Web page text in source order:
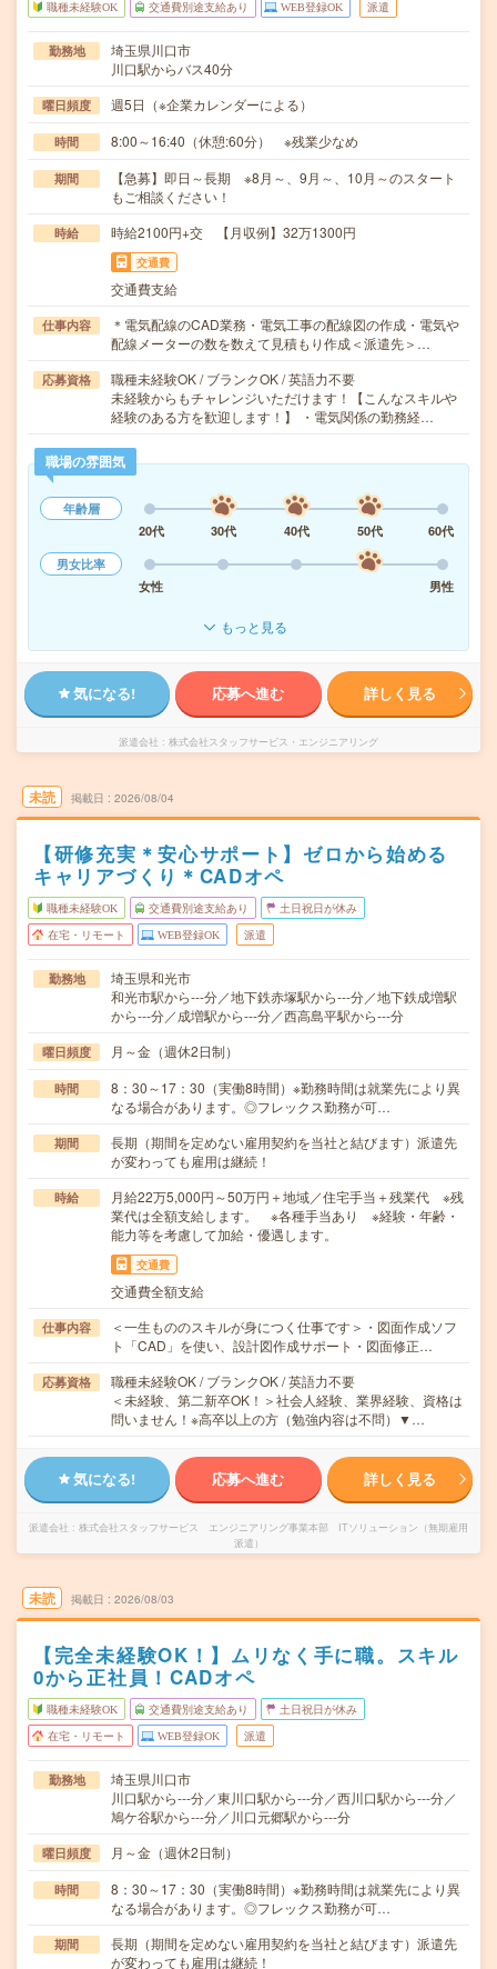
職種未経験OK 交通費別途支給あり WEB登録OK 派遣
勤務地
埼玉県川口市
川口駅からバス40分
曜日頻度 週5日（※企業カレンダーによる）
時間 8:00～16:40（休憩:60分） ※残業少なめ
期間
【急募】即日～長期 ※8月～、9月～、10月～のスタート
もご相談ください！
時給 時給2100円+交 【月収例】32万1300円
交通費
交通費支給
仕事内容
＊電気配線のCAD業務・電気工事の配線図の作成・電気や
配線メーターの数を数えて見積もり作成＜派遣先＞…
応募資格
職種未経験OK / ブランクOK / 英語力不要
未経験からもチャレンジいただけます！【こんなスキルや
経験のある方を歓迎します！】 ・電気関係の勤務経…
職場の雰囲気
年齢層
20代
30代 40代 50代
60代
男女比率
女性
男性
もっと見る
気になる! 応募へ進む 詳しく見る
派遣会社 株式会社スタッフサービス・エンジニアリング
未読 掲載日 2026/08/04
【研修充実＊安心サポート】ゼロから始める
キャリアづくり＊CADオペ
職種未経験OK 交通費別途支給あり 土日祝日が休み
在宅・リモート WEB登録OK 派遣
勤務地
埼玉県和光市
和光市駅から---分／地下鉄赤塚駅から---分／地下鉄成増駅
から---分／成増駅から---分／西高島平駅から---分
曜日頻度 月～金（週休2日制）
時間
8：30～17：30（実働8時間）※勤務時間は就業先により異
なる場合があります。◎フレックス勤務が可…
期間
長期（期間を定めない雇用契約を当社と結びます）派遣先
が変わっても雇用は継続！
時給
月給22万5,000円～50万円＋地域／住宅手当＋残業代 ※残
業代は全額支給します。 ※各種手当あり ※経験・年齢・
能力等を考慮して加給・優遇します。
交通費
交通費全額支給
仕事内容
＜一生もののスキルが身につく仕事です＞・図面作成ソフ
ト「CAD」を使い、設計図作成サポート・図面修正…
応募資格
職種未経験OK / ブランクOK / 英語力不要
＜未経験、第二新卒OK！＞社会人経験、業界経験、資格は
問いません！※高卒以上の方（勉強内容は不問）▼…
気になる! 応募へ進む 詳しく見る
派遣会社
株式会社スタッフサービス エンジニアリング事業本部 ITソリューション（無期雇用
派遣）
未読 掲載日 2026/08/03
【完全未経験OK！】ムリなく手に職。スキル
0から正社員！CADオペ
職種未経験OK 交通費別途支給あり 土日祝日が休み
在宅・リモート WEB登録OK 派遣
勤務地
埼玉県川口市
川口駅から---分／東川口駅から---分／西川口駅から---分／
鳩ケ谷駅から---分／川口元郷駅から---分
曜日頻度 月～金（週休2日制）
時間
8：30～17：30（実働8時間）※勤務時間は就業先により異
なる場合があります。◎フレックス勤務が可…
期間
長期（期間を定めない雇用契約を当社と結びます）派遣先
が変わっても雇用は継続！